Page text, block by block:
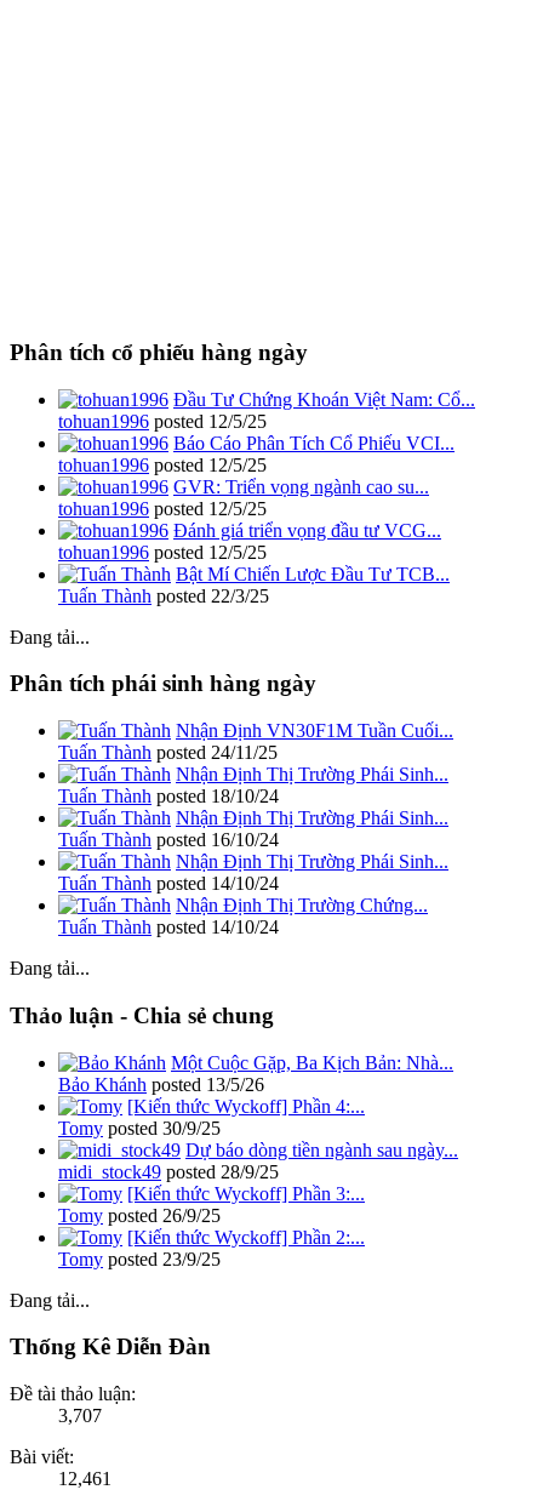
Phân tích cổ phiếu hàng ngày
Đầu Tư Chứng Khoán Việt Nam: Cổ...
tohuan1996 posted 12/5/25
Báo Cáo Phân Tích Cổ Phiếu VCI...
tohuan1996 posted 12/5/25
GVR: Triển vọng ngành cao su...
tohuan1996 posted 12/5/25
Đánh giá triển vọng đầu tư VCG...
tohuan1996 posted 12/5/25
Bật Mí Chiến Lược Đầu Tư TCB...
Tuấn Thành posted 22/3/25
Đang tải...
Phân tích phái sinh hàng ngày
Nhận Định VN30F1M Tuần Cuối...
Tuấn Thành posted 24/11/25
Nhận Định Thị Trường Phái Sinh...
Tuấn Thành posted 18/10/24
Nhận Định Thị Trường Phái Sinh...
Tuấn Thành posted 16/10/24
Nhận Định Thị Trường Phái Sinh...
Tuấn Thành posted 14/10/24
Nhận Định Thị Trường Chứng...
Tuấn Thành posted 14/10/24
Đang tải...
Thảo luận - Chia sẻ chung
Một Cuộc Gặp, Ba Kịch Bản: Nhà...
Bảo Khánh posted 13/5/26
[Kiến thức Wyckoff] Phần 4:...
Tomy posted 30/9/25
Dự báo dòng tiền ngành sau ngày...
midi_stock49 posted 28/9/25
[Kiến thức Wyckoff] Phần 3:...
Tomy posted 26/9/25
[Kiến thức Wyckoff] Phần 2:...
Tomy posted 23/9/25
Đang tải...
Thống Kê Diễn Đàn
Đề tài thảo luận:
3,707
Bài viết:
12,461